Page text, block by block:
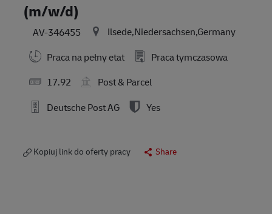
(m/w/d)
AV-346455
Ilsede,Niedersachsen,Germany
Praca na pełny etat
Praca tymczasowa
17.92
Post & Parcel
Deutsche Post AG
Yes
Kopiuj link do oferty pracy Share